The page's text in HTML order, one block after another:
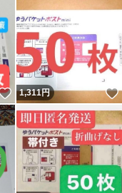
いいね！
1,311円